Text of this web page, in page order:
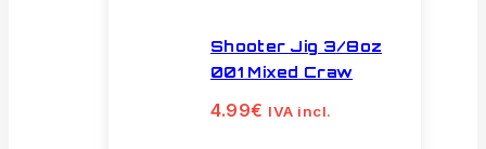
Shooter Jig 3/8oz
001 Mixed Craw
4.99€ IVA incl.